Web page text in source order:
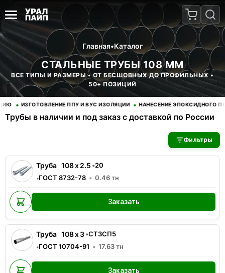
Главная•Каталог
СТАЛЬНЫЕ ТРУБЫ 108 ММ
ВСЕ ТИПЫ И РАЗМЕРЫ • ОТ БЕСШОВНЫХ ДО ПРОФИЛЬНЫХ •
50+ ПОЗИЦИЙ
ППУ И ВУС ИЗОЛЯЦИИ • НАНЕСЕНИЕ ЭПОКСИДНОГО ПОКРЫТИЯ
Трубы в наличии и под заказ с доставкой по России
В наличии 188 позиций трубы стальные. Купить трубы оптом
Фильтры
Труба 108x2.5 •20
•ГОСТ 8732-78 0.46тн
Заказать
Труба 108x3•СТ3СП5
•ГОСТ 10704-91 17.63тн
Заказать